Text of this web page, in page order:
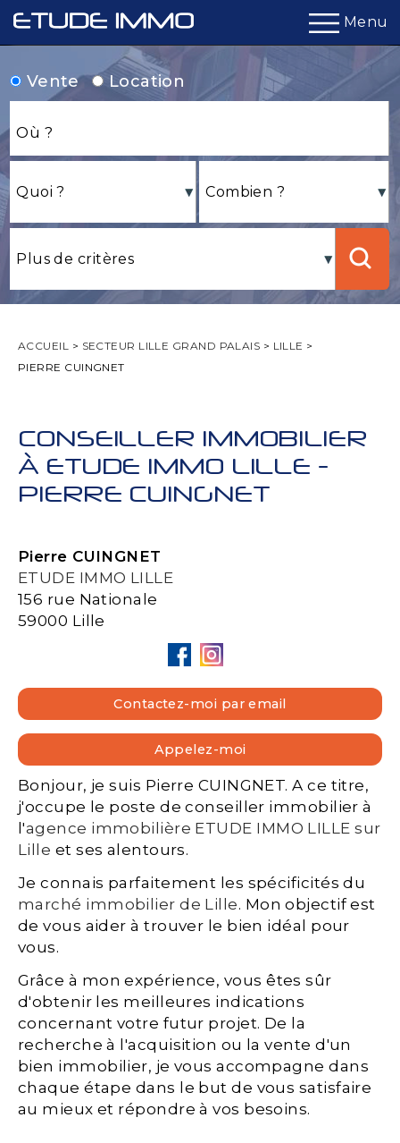
Menu
Vente Location
ACCUEIL > SECTEUR LILLE GRAND PALAIS > LILLE >
PIERRE CUINGNET
CONSEILLER IMMOBILIER
À ETUDE IMMO LILLE -
PIERRE CUINGNET
Pierre CUINGNET
ETUDE IMMO LILLE
156 rue Nationale
59000 Lille
Contactez-moi par email
Appelez-moi
Bonjour, je suis Pierre CUINGNET. A ce titre,
j'occupe le poste de conseiller immobilier à
l'agence immobilière ETUDE IMMO LILLE sur
Lille et ses alentours.
Je connais parfaitement les spécificités du
marché immobilier de Lille. Mon objectif est
de vous aider à trouver le bien idéal pour
vous.
Grâce à mon expérience, vous êtes sûr
d'obtenir les meilleures indications
concernant votre futur projet. De la
recherche à l'acquisition ou la vente d'un
bien immobilier, je vous accompagne dans
chaque étape dans le but de vous satisfaire
au mieux et répondre à vos besoins.